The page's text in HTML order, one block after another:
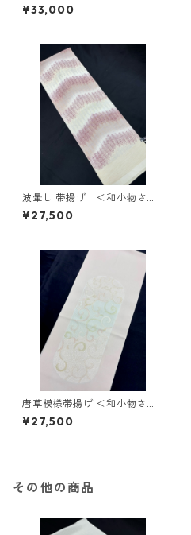
ら＞ SOA-89
¥33,000
波暈し 帯揚げ ＜和小物さく
ら＞ SOA-81
¥27,500
唐草模様帯揚げ ＜和小物さく
ら＞ SOA-76
¥27,500
その他の商品